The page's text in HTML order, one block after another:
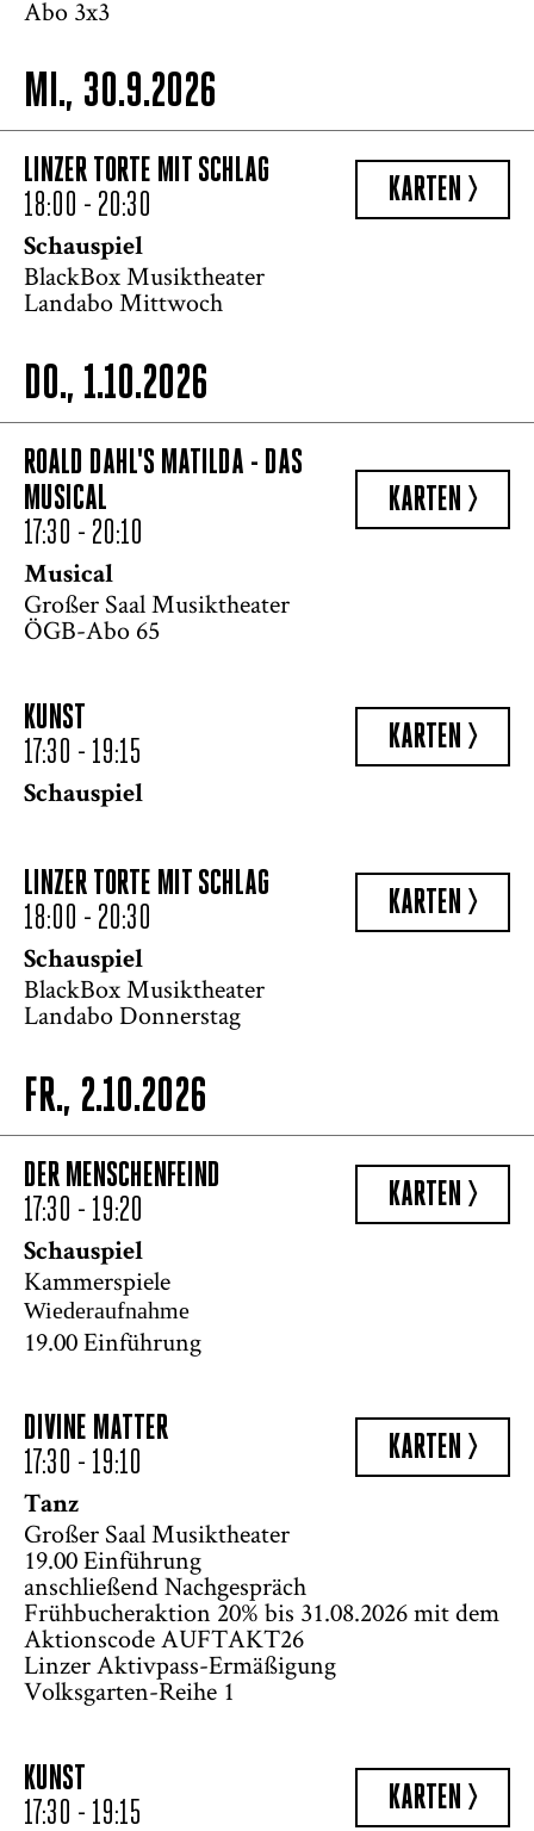
Abo 3x3
MI., 30.9.2026
LINZER TORTE MIT SCHLAG
18:00 - 20:30
KARTEN >
Schauspiel
BlackBox Musiktheater
Landabo Mittwoch
DO., 1.10.2026
ROALD DAHL'S MATILDA - DAS
MUSICAL
17:30 - 20:10
KARTEN >
Musical
Großer Saal Musiktheater
ÖGB-Abo 65
KUNST
17:30 - 19:15
KARTEN >
Schauspiel
LINZER TORTE MIT SCHLAG
18:00 - 20:30
KARTEN >
Schauspiel
BlackBox Musiktheater
Landabo Donnerstag
FR., 2.10.2026
DER MENSCHENFEIND
17:30 - 19:20
KARTEN >
Schauspiel
Kammerspiele
Wiederaufnahme
19.00 Einführung
DIVINE MATTER
17:30 - 19:10
KARTEN >
Tanz
Großer Saal Musiktheater
19.00 Einführung
anschließend Nachgespräch
Frühbucheraktion 20% bis 31.08.2026 mit dem
Aktionscode AUFTAKT26
Linzer Aktivpass-Ermäßigung
Volksgarten-Reihe 1
KUNST
17:30 - 19:15
KARTEN >